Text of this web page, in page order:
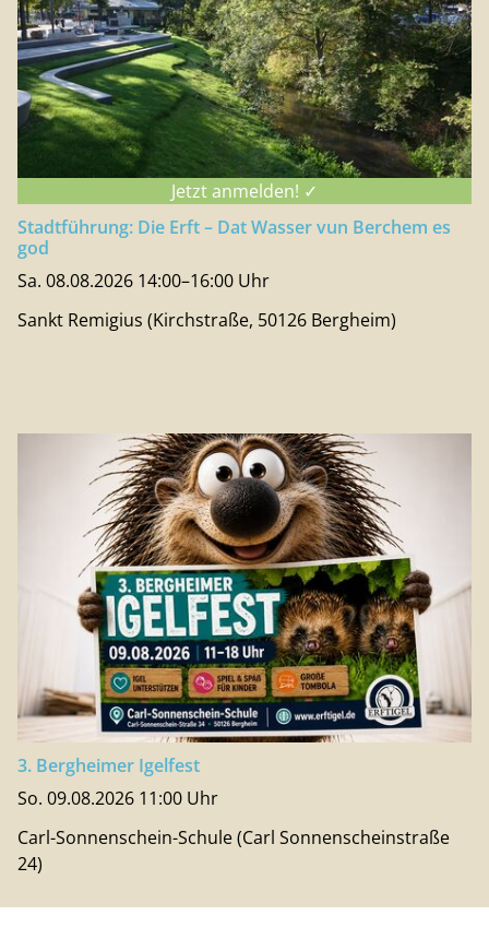
Jetzt anmelden! ✓
Stadtführung: Die Erft – Dat Wasser vun Berchem es
god
Sa. 08.08.2026 14:00–16:00 Uhr
Sankt Remigius (Kirchstraße, 50126 Bergheim)
3. Bergheimer Igelfest
So. 09.08.2026 11:00 Uhr
Carl-Sonnenschein-Schule (Carl Sonnenscheinstraße
24)